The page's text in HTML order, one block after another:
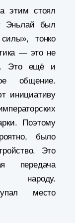
этим стоял
Эньлай был
тонко
— это не
Это ещё и
общение.
инициативу
Поэтому
было
Это
передача
народу.
место